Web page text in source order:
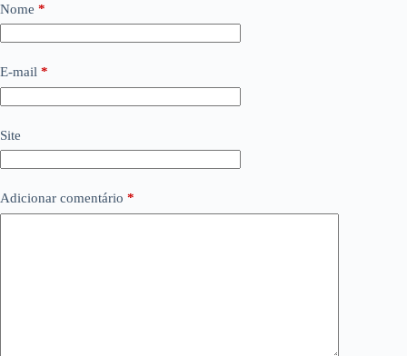
Nome *
E-mail *
Site
Adicionar comentário *